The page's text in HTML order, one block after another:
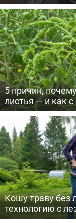
5 причин,
листья — и как
Кошу траву без
технологию с